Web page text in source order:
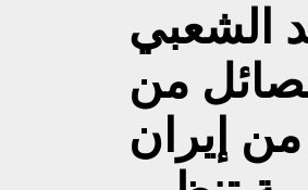
الشعبي
من
إيران